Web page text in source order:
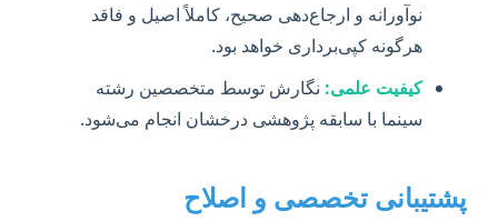
نوآورانه و ارجاع‌دهی صحیح، کاملاً اصیل و فاقد
هرگونه کپی‌برداری خواهد بود.
کیفیت علمی: نگارش توسط متخصصین رشته
سینما با سابقه پژوهشی درخشان انجام می‌شود.
پشتیبانی تخصصی و اصلاح